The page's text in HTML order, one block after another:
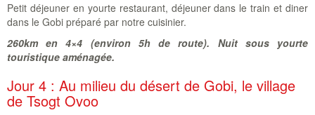
Petit déjeuner en yourte restaurant, déjeuner dans le train et diner
dans le Gobi préparé par notre cuisinier.
260km en 4×4 (environ 5h de route). Nuit sous yourte
touristique aménagée.
Jour 4 : Au milieu du désert de Gobi, le village
de Tsogt Ovoo